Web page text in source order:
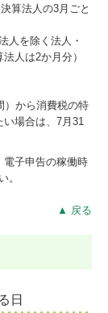
算法人の3月ごと
人を除く法人・
人は2か月分）
）から消費税の特
場合は、7月31
子申告の稼働時
。
▲ 戻る
日